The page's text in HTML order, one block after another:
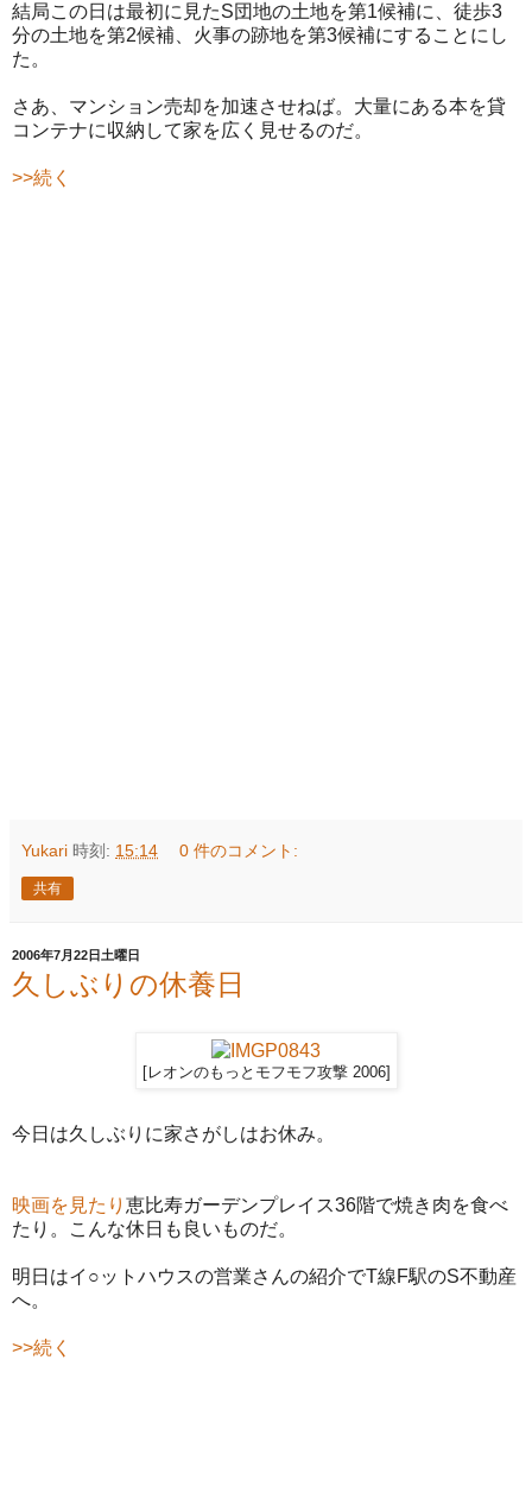
結局この日は最初に見たS団地の土地を第1候補に、徒歩3
分の土地を第2候補、火事の跡地を第3候補にすることにし
た。
さあ、マンション売却を加速させねば。大量にある本を貸
コンテナに収納して家を広く見せるのだ。
>>続く
Yukari 時刻: 15:14 0 件のコメント:
共有
2006年7月22日土曜日
久しぶりの休養日
[レオンのもっとモフモフ攻撃 2006]
今日は久しぶりに家さがしはお休み。
映画を見たり 恵比寿ガーデンプレイス36階で焼き肉を食べ
たり。こんな休日も良いものだ。
明日はイ○ットハウスの営業さんの紹介でT線F駅のS不動産
へ。
>>続く